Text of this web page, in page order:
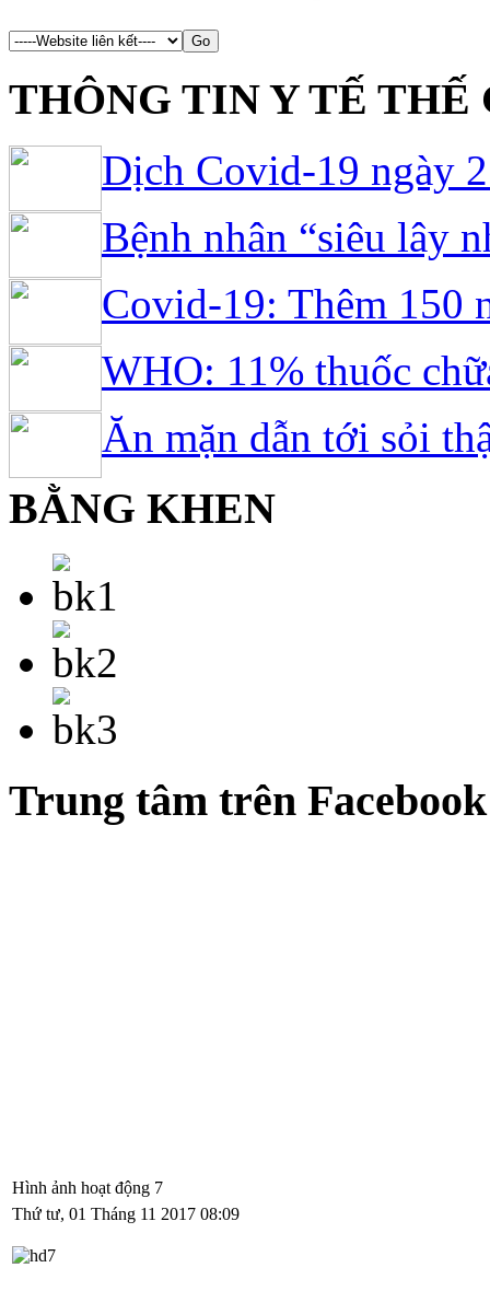
THÔNG TIN Y TẾ THẾ
Dịch Covid-19 ngày
Bệnh nhân “siêu lây
Covid-19: Thêm 150
WHO: 11% thuốc
Ăn mặn dẫn tới sỏi
BẰNG KHEN
Trung tâm trên Facebook
Hình ảnh hoạt động 7
Thứ tư, 01 Tháng 11 2017 08:09